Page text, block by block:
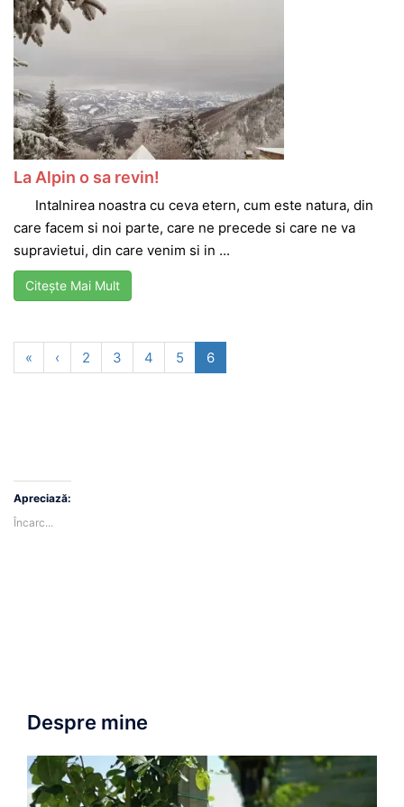
La Alpin o sa revin!
Intalnirea noastra cu ceva etern, cum este natura, din
care facem si noi parte, care ne precede si care ne va
supravietui, din care venim si in ...
Citește Mai Mult
« ‹ 2 3 4 5 6
Apreciază:
Încarc...
Despre mine